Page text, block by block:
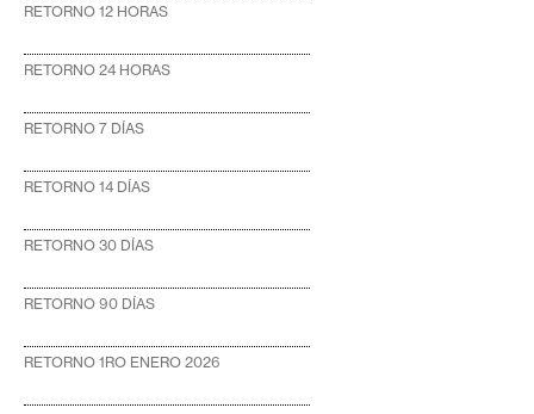
RETORNO 12 HORAS
RETORNO 24 HORAS
RETORNO 7 DÍAS
RETORNO 14 DÍAS
RETORNO 30 DÍAS
RETORNO 90 DÍAS
RETORNO 1RO ENERO 2026